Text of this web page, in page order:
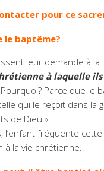
pour ce
le baptême?
leur demande à la
à laquelle ils
Parce que le
qui le reçoit dans la
de Dieu ».
l’enfant fréquente cette
à la vie chrétienne.